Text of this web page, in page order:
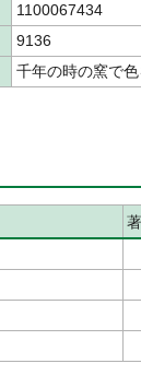
1100067434
9136
千年の時の窯で